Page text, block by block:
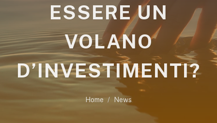
ESSERE UN
VOLANO
D’INVESTIMENTI?
Home News